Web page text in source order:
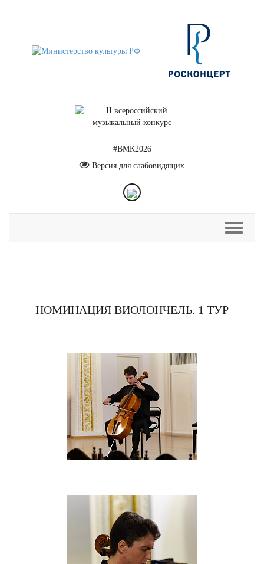
#ВМК2026
Версия для слабовидящих
НОМИНАЦИЯ ВИОЛОНЧЕЛЬ. 1 ТУР